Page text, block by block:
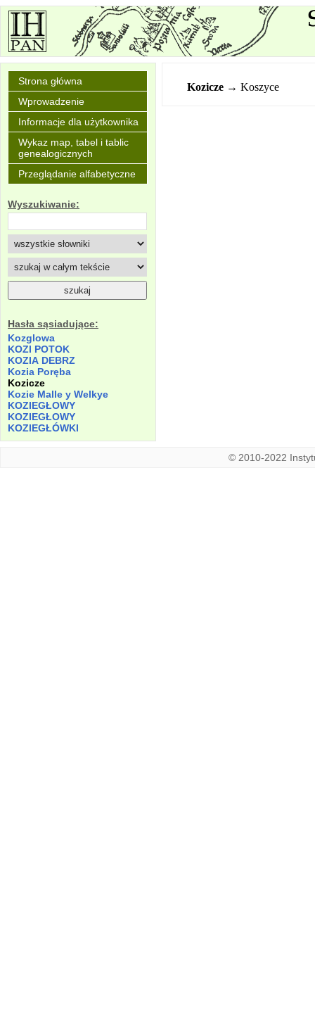
Strona główna
Wprowadzenie
Informacje dla użytkownika
Wykaz map, tabel i tablic
genealogicznych
Przeglądanie alfabetyczne
Wyszukiwanie:
Hasła sąsiadujące:
Kozglowa
KOZI POTOK
KOZIA DEBRZ
Kozia Poręba
Kozicze
Kozie Malle y Welkye
KOZIEGŁOWY
KOZIEGŁOWY
KOZIEGŁÓWKI
Kozicze → Koszyce
© 2010-2022